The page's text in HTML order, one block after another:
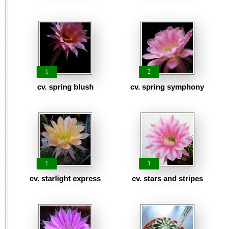
1
cv. spring blush
2
cv. spring symphony
1
cv. starlight express
1
cv. stars and stripes